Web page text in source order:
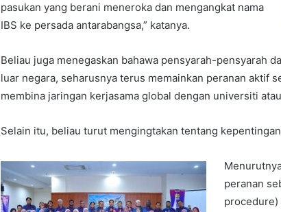
pasukan yang berani meneroka dan mengangkat nama
IBS ke persada antarabangsa,” katanya.
Beliau juga menegaskan bahawa pensyarah-pensyarah
luar negara, seharusnya terus memainkan peranan aktif
membina jaringan kerjasama global dengan universiti
Selain itu, beliau turut mengingtakan tentang
peranan
procedure)